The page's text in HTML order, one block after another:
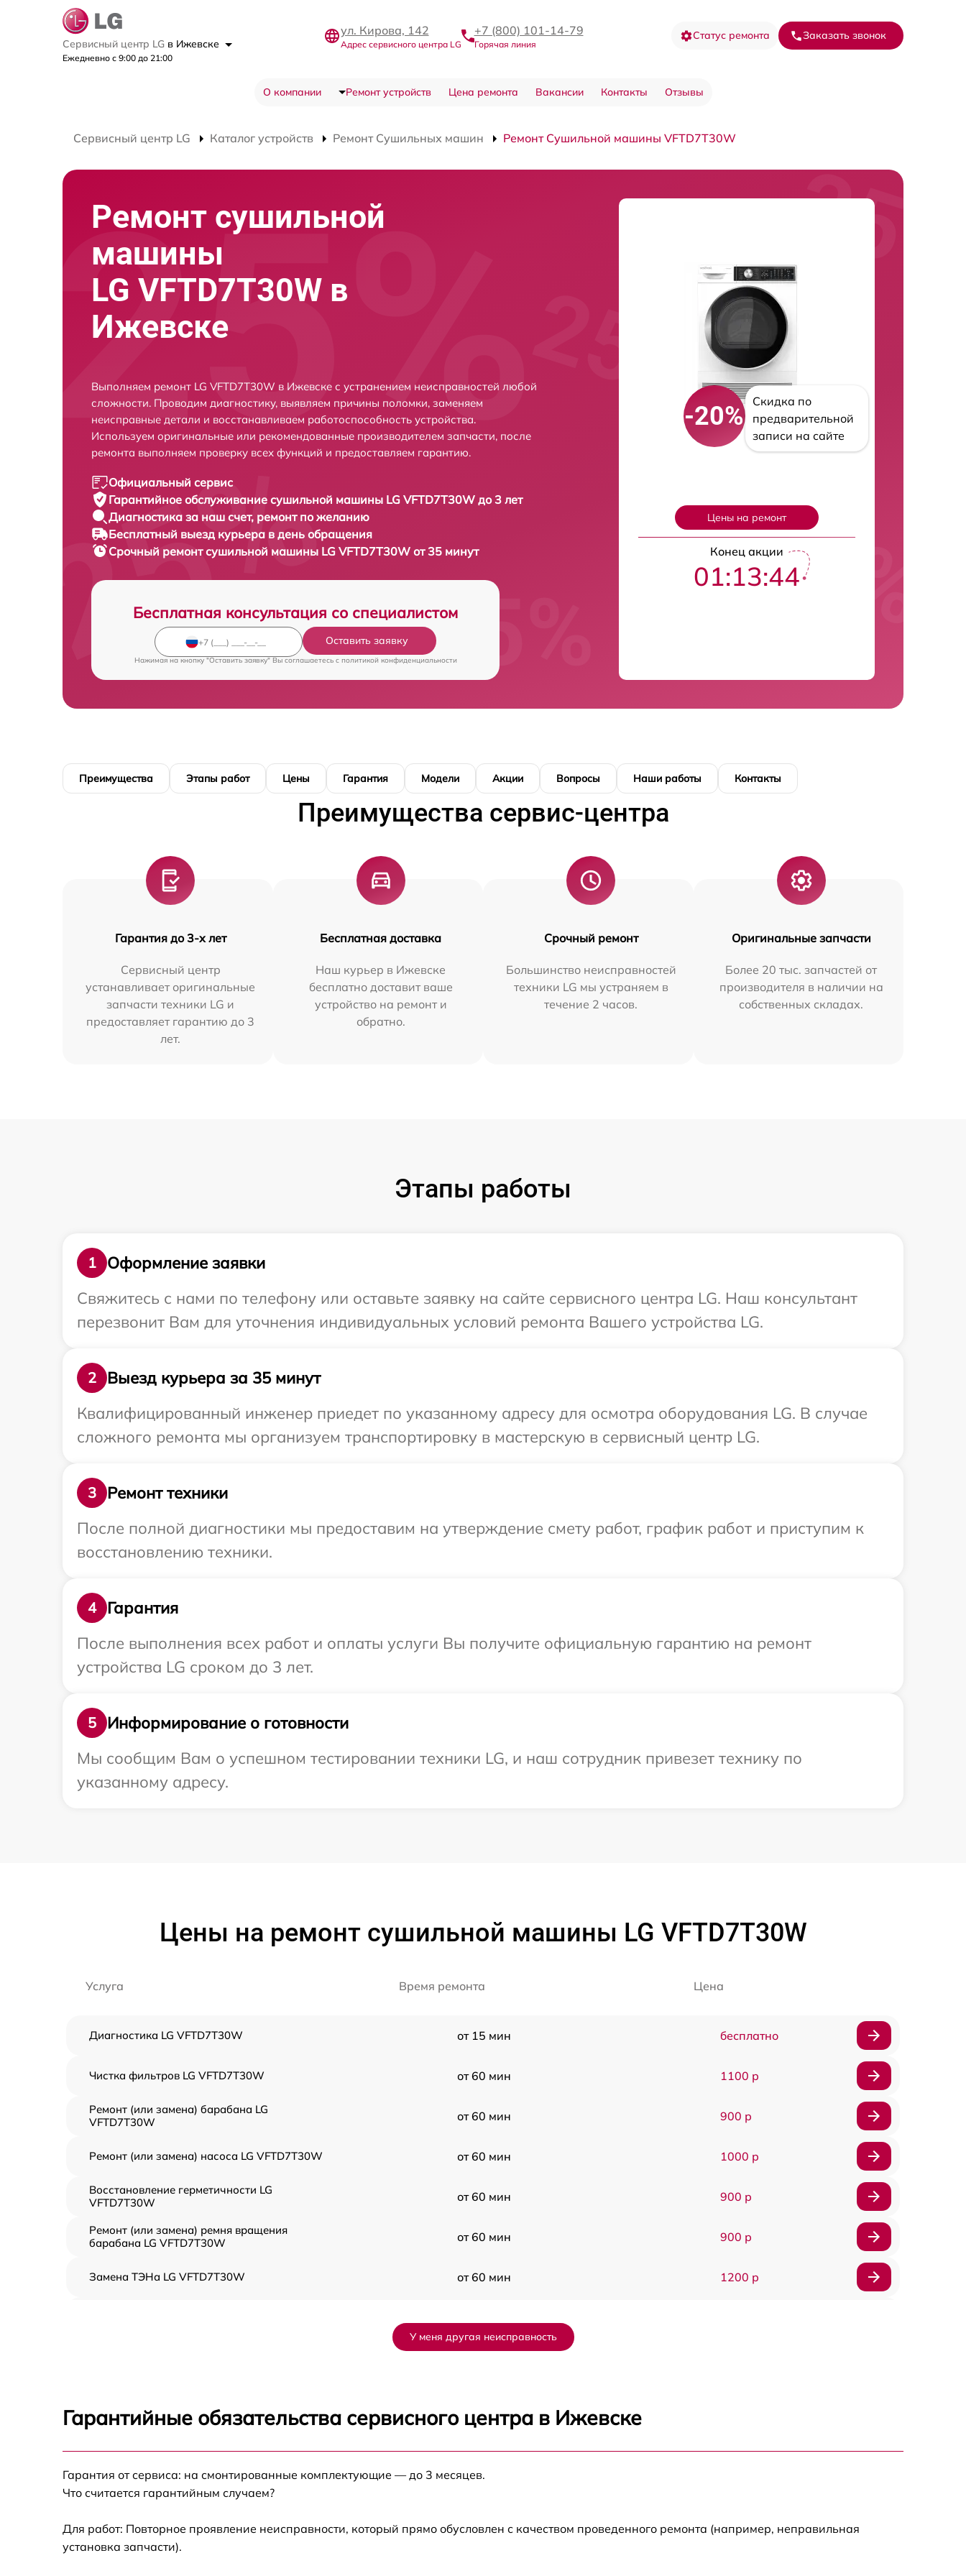
Сервисный центр LG в Ижевске
Ежедневно с 9:00 до 21:00
ул. Кирова, 142
Адрес сервисного центра LG
+7 (800) 101-14-79
Горячая линия
Статус ремонта Заказать звонок
О компании Ремонт устройств Цена ремонта Вакансии Контакты Отзывы
Сервисный центр LG Каталог устройств Ремонт Сушильных машин Ремонт Сушильной машины VFTD7T30W
Ремонт сушильной
машины
LG VFTD7T30W в
Ижевске
Выполняем ремонт LG VFTD7T30W в Ижевске с устранением неисправностей любой
сложности. Проводим диагностику, выявляем причины поломки, заменяем
неисправные детали и восстанавливаем работоспособность устройства.
Используем оригинальные или рекомендованные производителем запчасти, после
ремонта выполняем проверку всех функций и предоставляем гарантию.
Официальный сервис
Гарантийное обслуживание сушильной машины LG VFTD7T30W до 3 лет
Диагностика за наш счет, ремонт по желанию
Бесплатный выезд курьера в день обращения
Срочный ремонтсушильной машины LG VFTD7T30W от 35 минут
Бесплатная консультация со специалистом
Оставить заявку
Нажимая на кнопку "Оставить заявку" Вы соглашаетесь c политикой конфиденциальности
-20%
Скидка по
предварительной
записи на сайте
Цены на ремонт
Конец акции
01:13:43
Преимущества Этапы работ Цены Гарантия Модели Акции Вопросы Наши работы Контакты
Преимущества сервис-центра
Гарантия до 3-х лет
Сервисный центр
устанавливает оригинальные
запчасти техники LG и
предоставляет гарантию до 3
лет.
Бесплатная доставка
Наш курьер в Ижевске
бесплатно доставит ваше
устройство на ремонт и
обратно.
Срочный ремонт
Большинство неисправностей
техники LG мы устраняем в
течение 2 часов.
Оригинальные запчасти
Более 20 тыс. запчастей от
производителя в наличии на
собственных складах.
Этапы работы
1
Оформление заявки
Свяжитесь с нами по телефону или оставьте заявку на сайте сервисного центра LG. Наш консультант
перезвонит Вам для уточнения индивидуальных условий ремонта Вашего устройства LG.
2
Выезд курьера за 35 минут
Квалифицированный инженер приедет по указанному адресу для осмотра оборудования LG. В случае
сложного ремонта мы организуем транспортировку в мастерскую в сервисный центр LG.
3
Ремонт техники
После полной диагностики мы предоставим на утверждение смету работ, график работ и приступим к
восстановлению техники.
4
Гарантия
После выполнения всех работ и оплаты услуги Вы получите официальную гарантию на ремонт
устройства LG сроком до 3 лет.
5
Информирование о готовности
Мы сообщим Вам о успешном тестировании техники LG, и наш сотрудник привезет технику по
указанному адресу.
Цены на ремонт сушильной машины LG VFTD7T30W
Услуга Время ремонта Цена
Диагностика LG VFTD7T30W от 15 мин бесплатно
Чистка фильтров LG VFTD7T30W от 60 мин 1100 р
Ремонт (или замена) барабана LG
VFTD7T30W
от 60 мин 900 р
Ремонт (или замена) насоса LG VFTD7T30W от 60 мин 1000 р
Восстановление герметичности LG
VFTD7T30W
от 60 мин 900 р
Ремонт (или замена) ремня вращения
барабана LG VFTD7T30W
от 60 мин 900 р
Замена ТЭНа LG VFTD7T30W от 60 мин 1200 р
Замена дисплея LG VFTD7T30W от 60 мин
VFTD7T30W
У меня другая неисправность
Гарантийные обязательства сервисного центра в Ижевске
Гарантия от сервиса: на смонтированные комплектующие — до 3 месяцев.
Что считается гарантийным случаем?
Для работ: Повторное проявление неисправности, который прямо обусловлен с качеством проведенного ремонта (например, неправильная
установка запчасти).